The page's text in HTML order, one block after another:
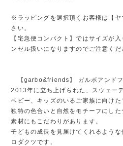
※ラッピングを選択頂くお客様は【ヤ
さい。
【宅急便コンパクト】ではサイズが
ンセル扱いになりますのでご注意くだ
【garbo&friends】 ガルボアンド
2013年に立ち上げられた、スウェー
ベビー、キッズのいるご家族に向けた
独特の色合いと自然をモチーフにし
素材にもこだわりがあります。
子どもの成長を見届けてくれるよう
ロダクツです。